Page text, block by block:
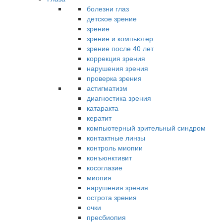
болезни глаз
детское зрение
зрение
зрение и компьютер
зрение после 40 лет
коррекция зрения
нарушения зрения
проверка зрения
астигматизм
диагностика зрения
катаракта
кератит
компьютерный зрительный синдром
контактные линзы
контроль миопии
конъюнктивит
косоглазие
миопия
нарушения зрения
острота зрения
очки
пресбиопия